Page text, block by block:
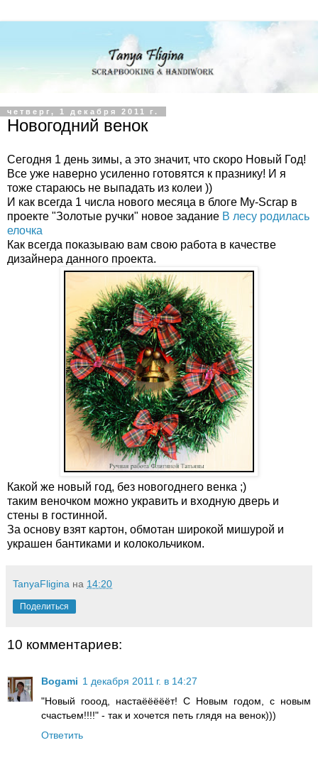
четверг, 1 декабря 2011 г.
Новогодний венок
Сегодня 1 день зимы, а это значит, что скоро Новый Год!
Все уже наверно усиленно готовятся к празнику! И я
тоже стараюсь не выпадать из колеи ))
И как всегда 1 числа нового месяца в блоге My-Scrap в
проекте "Золотые ручки" новое задание В лесу родилась
елочка
Как всегда показываю вам свою работа в качестве
дизайнера данного проекта.
Какой же новый год, без новогоднего венка ;)
таким веночком можно укравить и входную дверь и
стены в гостинной.
За основу взят картон, обмотан широкой мишурой и
украшен бантиками и колокольчиком.
TanyaFligina на 14:20
Поделиться
10 комментариев:
Bogami 1 декабря 2011 г. в 14:27
"Новый гооод, настаёёёёёт! С Новым годом, с новым
счастьем!!!!" - так и хочется петь глядя на венок)))
Ответить